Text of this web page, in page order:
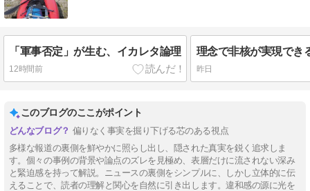
「軍事否定」が生む、イカレタ論理
12時間前 昨日
このブログのここがポイント
偏りなく事実を掘り下げる芯のある視点
多様な報道の裏側を鮮やかに照らし出し、隠された真実を鋭く追求しま
す。個々の事例の背景や論点のズレを見極め、表層だけに流されない深み
と緊迫感を持って解説。ニュースの裏側をシンプルに、しかし立体的に伝
えることで、読者の理解と関心を自然に引き出します。違和感の源に光を